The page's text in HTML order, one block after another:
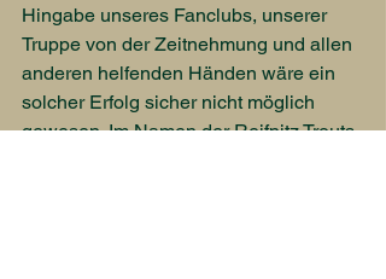
Hingabe unseres Fanclubs, unserer
Truppe von der Zeitnehmung und allen
anderen helfenden Händen wäre ein
solcher Erfolg sicher nicht möglich
gewesen. Im Namen der Reifnitz Trouts